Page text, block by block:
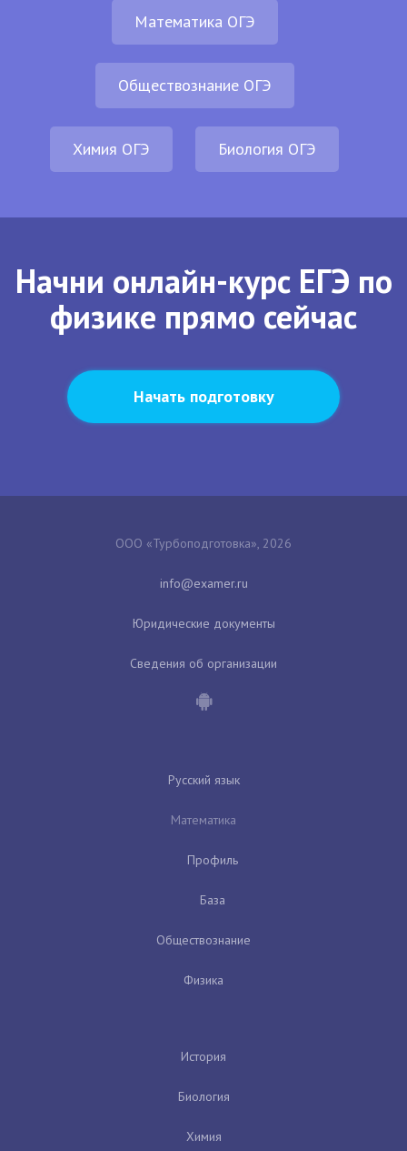
Математика ОГЭ
Обществознание ОГЭ
Химия ОГЭ Биология ОГЭ
Начни онлайн-курс ЕГЭ по
физике прямо сейчас
Начать подготовку
ООО «Турбоподготовка», 2026
Юридические документы
Сведения об организации
Русский язык
Математика
Профиль
База
Обществознание
Физика
История
Биология
Химия